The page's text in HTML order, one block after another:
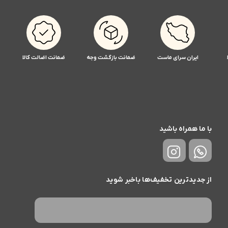
ایران سرای ماست ضمانت بازگشت وجه ضمانت اضالت کالا
با ما همراه باشید
از جدیدترین تخفیف‌ها باخبر شوید